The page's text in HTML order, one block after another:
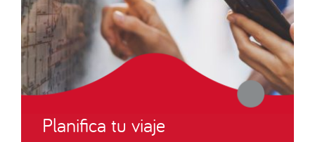
Planifica tu viaje